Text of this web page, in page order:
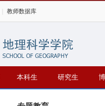
教师数据库
本科生 研究生